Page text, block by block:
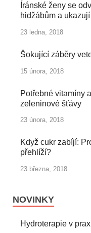
Íránské ženy se
hidžábům a
23 ledna, 2018
Šokující záběry
15 února, 2018
Potřebné vitamíny
zeleninové šťávy
23 února, 2018
Když cukr zabíjí:
přehlíží?
23 března, 2018
NOVINKY
Hydroterapie v